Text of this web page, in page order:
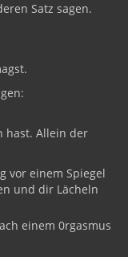
Satz sagen.
hast. Allein der
vor einem Spiegel
und dir Lächeln
einem 0rgasmus